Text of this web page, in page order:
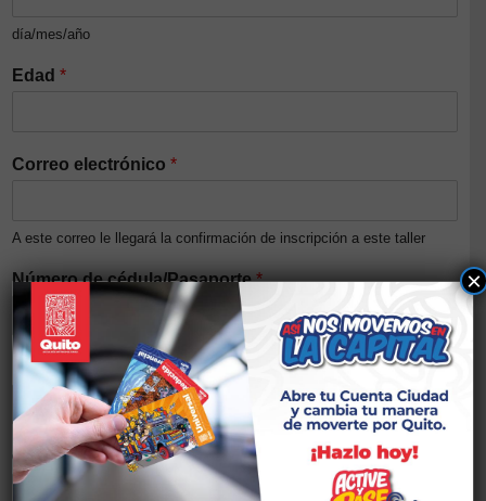
día/mes/año
Edad *
Correo electrónico *
A este correo le llegará la confirmación de inscripción a este taller
Número de cédula/Pasaporte*
Nivel de ingresos del núcleo familiar (Opcional)
Género*
×